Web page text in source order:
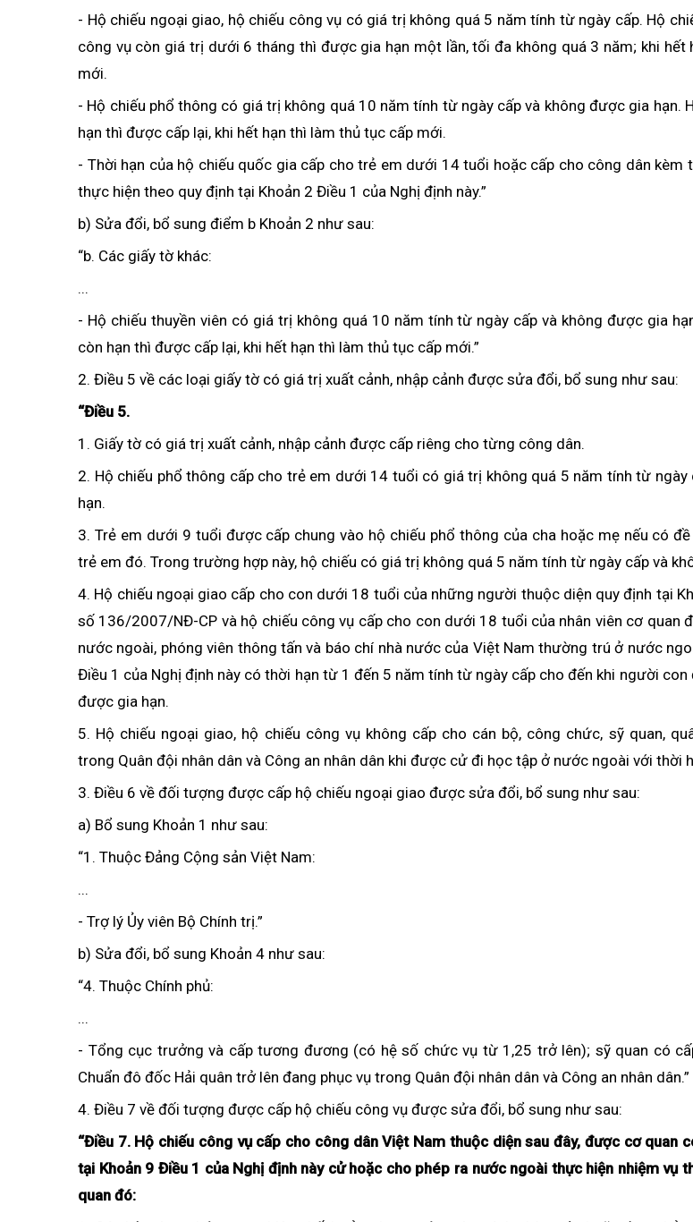
- Hộ chiếu ngoại giao, hộ chiếu công vụ có giá trị không quá 5 năm tính từ ngày cấp. Hộ
công vụ còn giá trị dưới 6 tháng thì được gia hạn một lần, tối đa không quá 3 năm; khi hết
mới.
- Hộ chiếu phổ thông có giá trị không quá 10 năm tính từ ngày cấp và không được gia hạn.
hạn thì được cấp lại, khi hết hạn thì làm thủ tục cấp mới.
- Thời hạn của hộ chiếu quốc gia cấp cho trẻ em dưới 14 tuổi hoặc cấp cho công dân kèm
thực hiện theo quy định tại Khoản 2 Điều 1 của Nghị định này.”
b) Sửa đổi, bổ sung điểm b Khoản 2 như sau:
“b. Các giấy tờ khác:
...
- Hộ chiếu thuyền viên có giá trị không quá 10 năm tính từ ngày cấp và không được gia
còn hạn thì được cấp lại, khi hết hạn thì làm thủ tục cấp mới.”
2. Điều 5 về các loại giấy tờ có giá trị xuất cảnh, nhập cảnh được sửa đổi, bổ sung như sau:
“Điều 5.
1. Giấy tờ có giá trị xuất cảnh, nhập cảnh được cấp riêng cho từng công dân.
2. Hộ chiếu phổ thông cấp cho trẻ em dưới 14 tuổi có giá trị không quá 5 năm tính từ
hạn.
3. Trẻ em dưới 9 tuổi được cấp chung vào hộ chiếu phổ thông của cha hoặc mẹ nếu có
trẻ em đó. Trong trường hợp này, hộ chiếu có giá trị không quá 5 năm tính từ ngày cấp và
4. Hộ chiếu ngoại giao cấp cho con dưới 18 tuổi của những người thuộc diện quy định tại
số 136/2007/NĐ-CP và hộ chiếu công vụ cấp cho con dưới 18 tuổi của nhân viên cơ quan
nước ngoài, phóng viên thông tấn và báo chí nhà nước của Việt Nam thường trú ở nước
Điều 1 của Nghị định này có thời hạn từ 1 đến 5 năm tính từ ngày cấp cho đến khi người
được gia hạn.
5. Hộ chiếu ngoại giao, hộ chiếu công vụ không cấp cho cán bộ, công chức, sỹ quan,
trong Quân đội nhân dân và Công an nhân dân khi được cử đi học tập ở nước ngoài với thời
3. Điều 6 về đối tượng được cấp hộ chiếu ngoại giao được sửa đổi, bổ sung như sau:
a) Bổ sung Khoản 1 như sau:
“1. Thuộc Đảng Cộng sản Việt Nam:
...
- Trợ lý Ủy viên Bộ Chính trị.”
b) Sửa đổi, bổ sung Khoản 4 như sau:
“4. Thuộc Chính phủ:
...
- Tổng cục trưởng và cấp tương đương (có hệ số chức vụ từ 1,25 trở lên); sỹ quan có
Chuẩn đô đốc Hải quân trở lên đang phục vụ trong Quân đội nhân dân và Công an nhân dân.”
4. Điều 7 về đối tượng được cấp hộ chiếu công vụ được sửa đổi, bổ sung như sau:
“Điều 7. Hộ chiếu công vụ cấp cho công dân Việt Nam thuộc diện sau đây, được cơ quan
tại Khoản 9 Điều 1 của Nghị định này cử hoặc cho phép ra nước ngoài thực hiện nhiệm vụ
quan đó: